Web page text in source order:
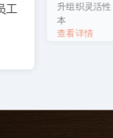
工
升组织灵活
本
查看详情